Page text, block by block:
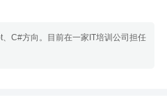
C#方向。目前在一家IT培训公司担任